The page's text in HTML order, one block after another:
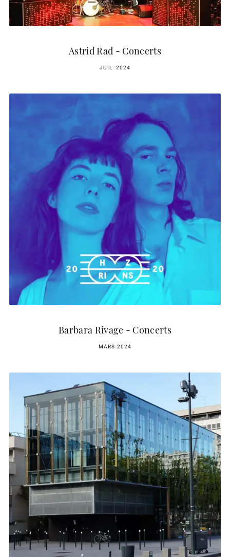
Astrid Rad - Concerts
JUIL. 2024
Barbara Rivage - Concerts
MARS 2024